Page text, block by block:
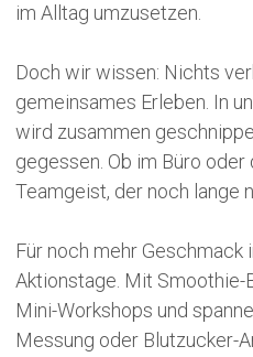
im Alltag umzusetzen.
Doch wir wissen: Nichts
gemeinsames Erleben. In
wird zusammen
gegessen. Ob im Büro
Teamgeist, der noch lange
Für noch mehr Geschmack
Aktionstage. Mit Smoothie-
Mini-Workshops und
Messung oder Blutzucker-